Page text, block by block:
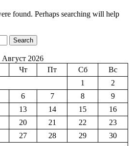
found. Perhaps searching will help
Search
Август 2026
Чт Пт Сб
Вс
1
2
6 7 8
9
13 14 15
16
20 21 22
23
27 28 29
30